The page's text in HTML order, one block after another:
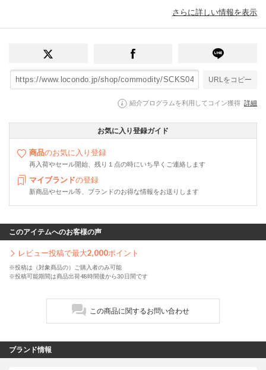
さらに詳しい情報を表示
URLをコピー
紹介プログラムを利用してコイン獲得 詳細
お気に入り登録ガイド
商品のお気に入り登録
再入荷やセール開始、残り１点の時にいち早くご連絡します
マイブランドの登録
新商品やセール等、ブランドのお得な情報をお送りします
このアイテムへのお客様の声
レビュー投稿で最大2,000ポイント
※投稿は（対象商品の）ご購入者のみ可能
※投稿可能期間は商品出荷48時間後から30日間です
この商品に関するお問い合わせ
ブランド情報